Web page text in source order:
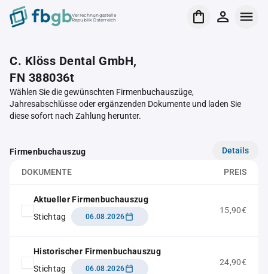
Verrechnungsstelle
Republik Österreich
C. Klöss Dental GmbH,
FN 388036t
Wählen Sie die gewünschten Firmenbuchauszüge,
Jahresabschlüsse oder ergänzenden Dokumente und laden Sie
diese sofort nach Zahlung herunter.
Firmenbuchauszug Details
DOKUMENTE PREIS
Aktueller Firmenbuchauszug
Stichtag
06.08.2026
15,90€
Historischer Firmenbuchauszug
Stichtag
06.08.2026
24,90€